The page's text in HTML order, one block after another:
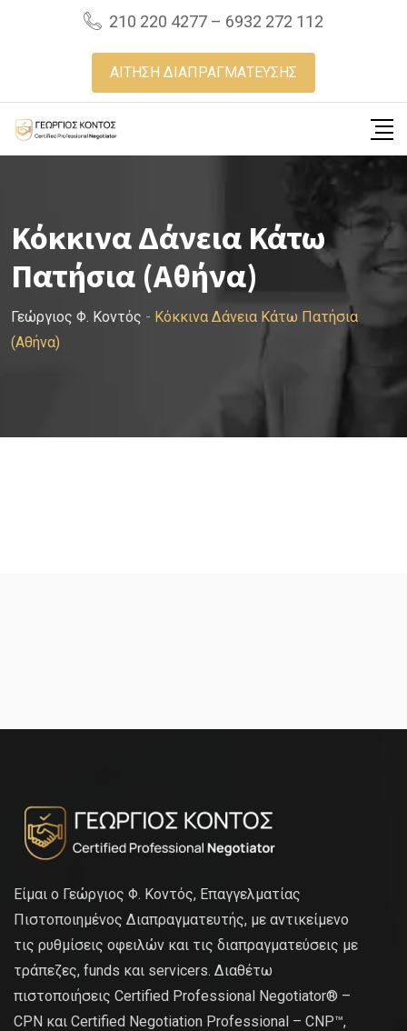
210 220 4277 – 6932 272 112
ΑΙΤΗΣΗ ΔΙΑΠΡΑΓΜΑΤΕΥΣΗΣ
Κόκκινα Δάνεια Κάτω
Πατήσια (Αθήνα)
Γεώργιος Φ. Κοντός - Κόκκινα Δάνεια Κάτω Πατήσια
(Αθήνα)
Είμαι ο Γεώργιος Φ. Κοντός, Επαγγελματίας
Πιστοποιημένος Διαπραγματευτής, με αντικείμενο
τις ρυθμίσεις οφειλών και τις διαπραγματεύσεις με
τράπεζες, funds και servicers. Διαθέτω
πιστοποιήσεις Certified Professional Negotiator® –
CPN και Certified Negotiation Professional – CNP™,